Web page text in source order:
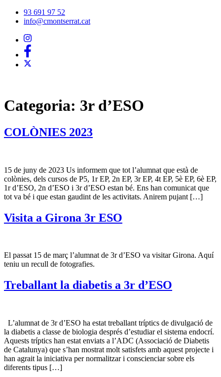
93 691 97 52
info@cmontserrat.cat
Categoria: 3r d’ESO
COLÒNIES 2023
15 de juny de 2023 Us informem que tot l’alumnat que està de
colònies, dels cursos de P5, 1r EP, 2n EP, 3r EP, 4t EP, 5è EP, 6è EP,
1r d’ESO, 2n d’ESO i 3r d’ESO estan bé. Ens han comunicat que
tot va bé i que estan gaudint de les activitats. Anirem pujant […]
Visita a Girona 3r ESO
El passat 15 de març l’alumnat de 3r d’ESO va visitar Girona. Aquí
teniu un recull de fotografies.
Treballant la diabetis a 3r d’ESO
L’alumnat de 3r d’ESO ha estat treballant tríptics de divulgació de
la diabetis a classe de biologia després d’estudiar el sistema endocrí.
Aquests tríptics han estat enviats a l’ADC (Associació de Diabetis
de Catalunya) que s’han mostrat molt satisfets amb aquest projecte i
han agrait la iniciativa per normalitzar i conscienciar sobre els
diferents tipus […]